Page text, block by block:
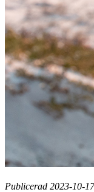
Publicerad 2023-10-17